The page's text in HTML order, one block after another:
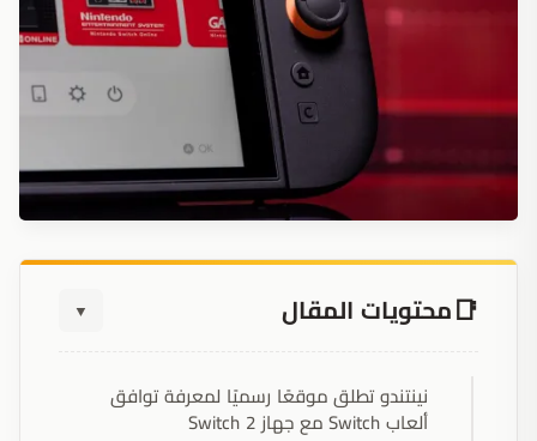
محتويات المقال ▼
نينتندو تطلق موقعًا رسميًا لمعرفة توافق
ألعاب Switch مع جهاز Switch 2